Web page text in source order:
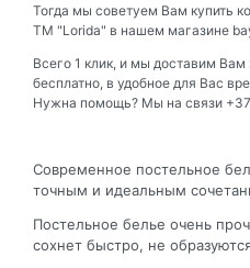
Тогда мы советуем Вам купить
ТМ "Lorida" в нашем магазине
Всего 1 клик, и мы доставим
бесплатно, в удобное для Вас
Нужна помощь? Мы на связи
Современное постельное
точным и идеальным
Постельное белье очень
сохнет быстро, не